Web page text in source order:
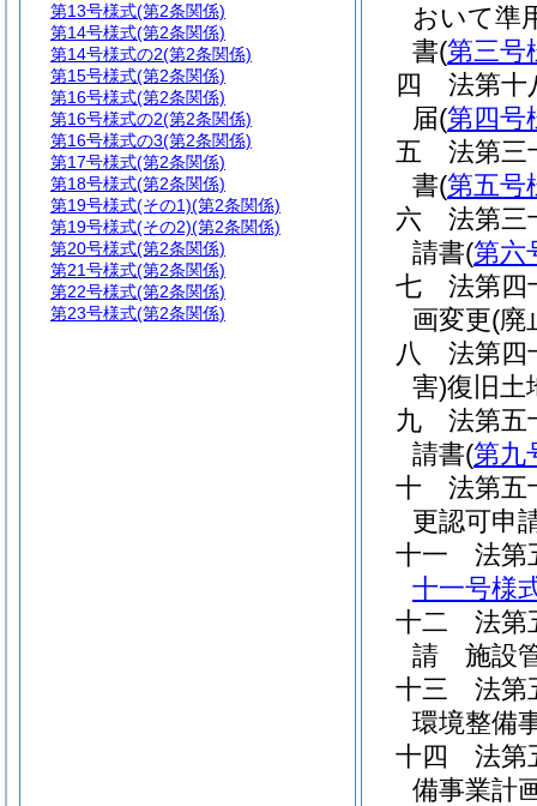
おいて準
書(第三号
四
法第
届(第四号
五
法第
書(第五号
六
法第
請書(第六
七
法第
画変更(廃
八
法第
害)復旧土
九
法第
請書(第九
十
法第
更認可申
十一
法第
十一号様
十二
法第
請 施設
十三
法第
環境整備
十四
法第
備事業計
第13号様式(第2条関係)
第14号様式(第2条関係)
第14号様式の2(第2条関係)
第15号様式(第2条関係)
第16号様式(第2条関係)
第16号様式の2(第2条関係)
第16号様式の3(第2条関係)
第17号様式(第2条関係)
第18号様式(第2条関係)
第19号様式(その1)(第2条関係)
第19号様式(その2)(第2条関係)
第20号様式(第2条関係)
第21号様式(第2条関係)
第22号様式(第2条関係)
第23号様式(第2条関係)